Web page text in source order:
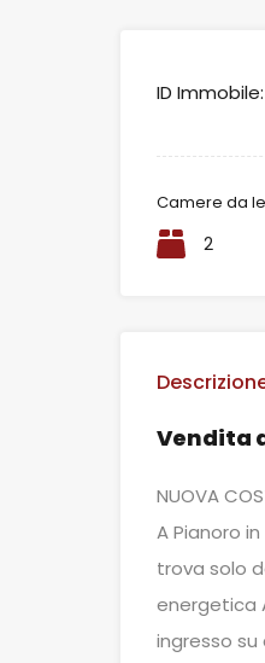
ID Immobile:
Camere da
2
Vendita
NUOVA
A Pianoro
trova solo
energetica
ingresso